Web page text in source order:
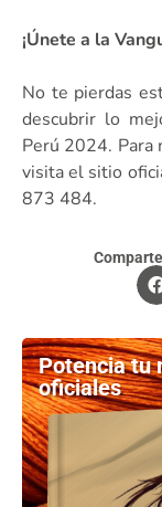
¡Únete a la
No te pierdas
descubrir lo
Perú 2024. Para
visita el sitio
873 484.
Potencia tu
oficiales